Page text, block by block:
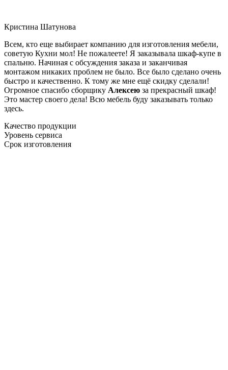
Кристина Шатунова
Всем, кто еще выбирает компанию для изготовления мебели,
советую Кухни мол! Не пожалеете! Я заказывала шкаф-купе в
спальню. Начиная с обсуждения заказа и заканчивая
монтажом никаких проблем не было. Все было сделано очень
быстро и качественно. К тому же мне ещё скидку сделали!
Огромное спасибо сборщику Алексею за прекрасный шкаф!
Это мастер своего дела! Всю мебель буду заказывать только
здесь.
Качество продукции
Уровень сервиса
Срок изготовления